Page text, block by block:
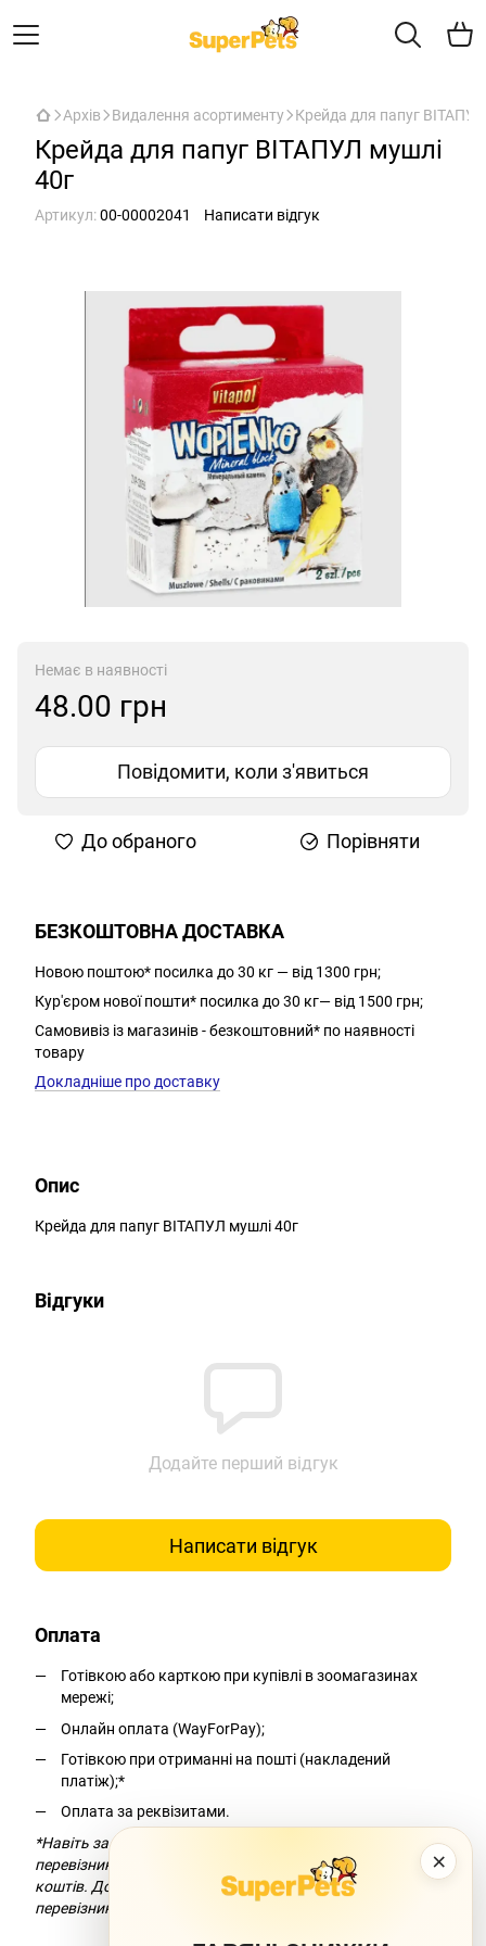
×
Архів Видалення асортименту Крейда для папуг
Крейда для папуг ВІТАПУЛ мушлі
40г
Артикул:00-00002041 Написати відгук
Немає в наявності
48.00 грн
Повідомити, коли з'явиться
До обраного Порівняти
БЕЗКОШТОВНА ДОСТАВКА
Новою поштою* посилка до 30 кг — від 1300 грн;
Кур'єром нової пошти* посилка до 30 кг— від 1500 грн;
Самовивіз із магазинів - безкоштовний* по наявності
товару
Докладніше про доставку
Опис
Крейда для папуг ВІТАПУЛ мушлі 40г
Відгуки
Додайте перший відгук
Написати відгук
Оплата
Готівкою або карткою при купівлі в зоомагазинах
мережі;
Онлайн оплата (WayForPay);
Готівкою при отриманні на пошті (накладений
платіж);*
Оплата за реквізитами.
*Навіть за умови безкоштовної доставки компанія-
перевізник додасть комісію за переказ
коштів. Докладніше можна дізнатися на сайті компанії-
перевізника.